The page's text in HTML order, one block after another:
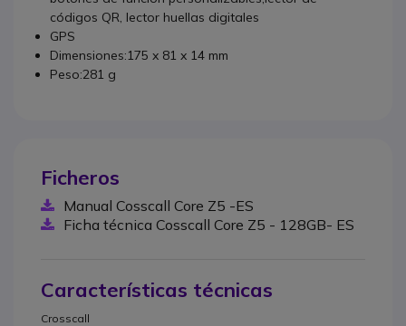
códigos QR, lector huellas digitales
GPS
Dimensiones:175 x 81 x 14 mm
Peso:281 g
Ficheros
Manual Cosscall Core Z5 -ES
Ficha técnica Cosscall Core Z5 - 128GB- ES
Características técnicas
Crosscall